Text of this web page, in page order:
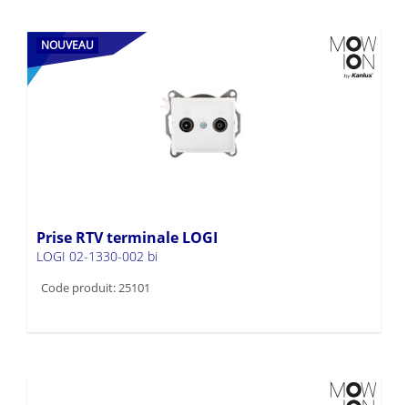
NOUVEAU
Prise RTV terminale LOGI
LOGI 02-1330-002 bi
Code produit: 25101